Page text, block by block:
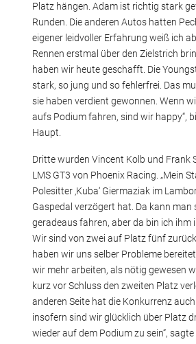
Platz hängen. Adam ist richtig stark
Runden. Die anderen Autos hatten
eigener leidvoller Erfahrung weiß ich
Rennen erstmal über den Zielstrich
haben wir heute geschafft. Die
stark, so jung und so fehlerfrei. Das
sie haben verdient gewonnen. Wenn
aufs Podium fahren, sind wir happy“,
Haupt.
Dritte wurden Vincent Kolb und Frank
LMS GT3 von Phoenix Racing. „Mein
Polesitter ‚Kuba‘ Giermaziak im
Gaspedal verzögert hat. Da kann man
geradeaus fahren, aber da bin ich ihm
Wir sind von zwei auf Platz fünf
haben wir uns selber Probleme
wir mehr arbeiten, als nötig gewesen
kurz vor Schluss den zweiten Platz
anderen Seite hat die Konkurrenz
insofern sind wir glücklich über Platz
wieder auf dem Podium zu sein“,